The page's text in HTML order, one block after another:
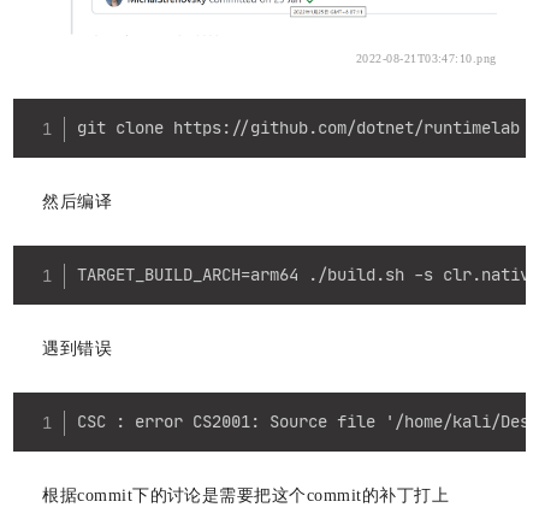
2022-08-21T03:47:10.png
git clone https://github.com/dotnet/runtimelab -
然后编译
TARGET_BUILD_ARCH=arm64 ./build.sh -s
遇到错误
CSC : error CS2001: Source file '/home/kali/
根据commit下的讨论是需要把这个commit的补丁打上